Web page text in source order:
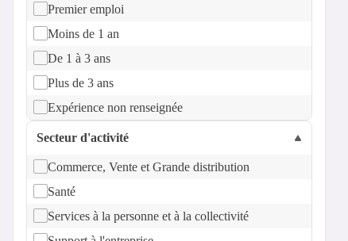
Premier emploi
Moins de 1 an
De 1 à 3 ans
Plus de 3 ans
Expérience non renseignée
Secteur d'activité
Commerce, Vente et Grande distribution
Santé
Services à la personne et à la collectivité